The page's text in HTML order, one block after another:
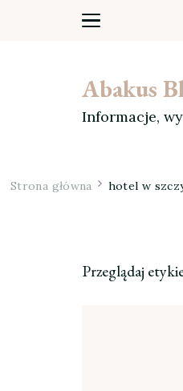
Abakus
Informacje,
Strona główna hotel w
Przeglądaj